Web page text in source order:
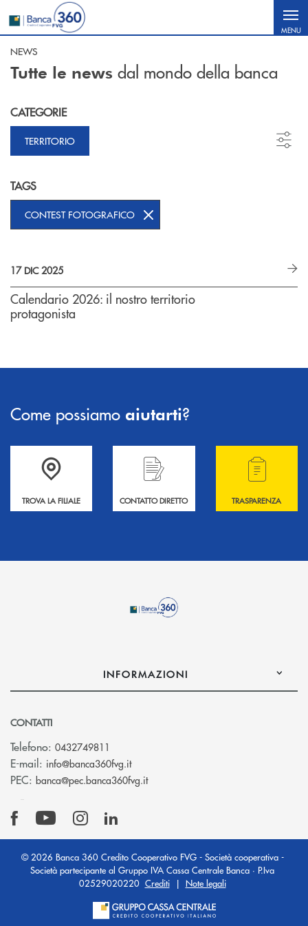
Salta al contenuto principale
MENU
NEWS
Tutte le news dal mondo della banca
CATEGORIE
TERRITORIO
TAGS
CONTEST FOTOGRAFICO
17 DIC 2025
Calendario 2026: il nostro territorio
protagonista
Come possiamo aiutarti?
Accedi all' elenco completo delle filiali .
TROVA LA FILIALE
Hai bisogno di informazioni? Contattaci !
CONTATTO DIRETTO
Hai bisogno di
TRASPARENZA
INFORMAZIONI
CONTATTI
Telefono: 0432749811
E-mail: info@banca360fvg.it(si apre l’app di posta elettronica)
PEC: banca@pec.banca360fvg.it(si apre l’app di posta elettronica)
© 2026 Banca 360 Credito Cooperativo FVG - Società cooperativa -
Società partecipante al Gruppo IVA Cassa Centrale Banca · P.Iva
02529020220 Crediti| Note legali